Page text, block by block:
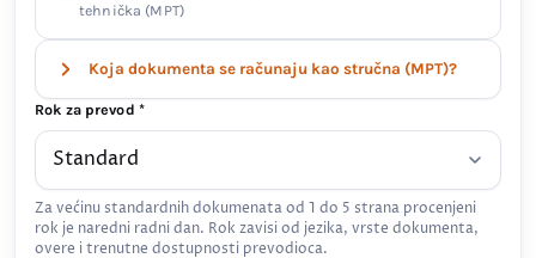
tehnička (MPT)
Koja dokumenta se računaju kao stručna (MPT)?
Rok za prevod *
Za većinu standardnih dokumenata od 1 do 5 strana procenjeni
rok je naredni radni dan. Rok zavisi od jezika, vrste dokumenta,
overe i trenutne dostupnosti prevodioca.